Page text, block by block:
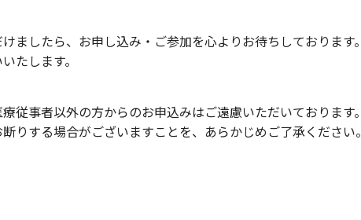
ましたら、お申し込み・ご参加を心よりお待ちしております。
たします。
従事者以外の方からのお申込みはご遠慮いただいております。
りする場合がございますことを、あらかじめご了承ください。